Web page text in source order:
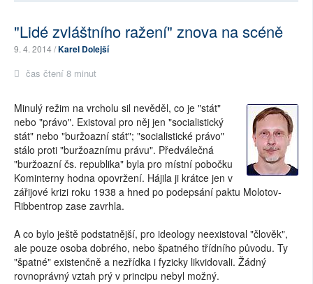
"Lidé zvláštního ražení" znova na scéně
9. 4. 2014 /Karel Dolejší
čas čtení 8 minut
Minulý režim na vrcholu sil nevěděl, co je "stát"
nebo "právo". Existoval pro něj jen "socialistický
stát" nebo "buržoazní stát"; "socialistické právo"
stálo proti "buržoaznímu právu". Předválečná
"buržoazní čs. republika" byla pro místní pobočku
Kominterny hodna opovržení. Hájila ji krátce jen v
zářijové krizi roku 1938 a hned po podepsání paktu Molotov-
Ribbentrop zase zavrhla.
A co bylo ještě podstatnější, pro ideology neexistoval "člověk",
ale pouze osoba dobrého, nebo špatného třídního původu. Ty
"špatné" existenčně a nezřídka i fyzicky likvidovali. Žádný
rovnoprávný vztah prý v principu nebyl možný.